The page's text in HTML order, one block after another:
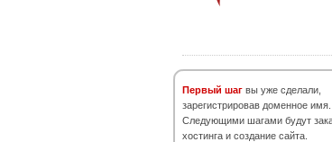
Первый шаг вы уже сделали,
зарегистрировав доменное имя.
Следующими шагами будут
хостинга и создание сайта.